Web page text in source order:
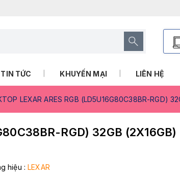
TIN TỨC KHUYẾN MẠI LIÊN HỆ
LEXAR ARES RGB (LD5U16G80C38BR-RGD)
RGD) 32GB (2X16GB)
hiệu :LEXAR